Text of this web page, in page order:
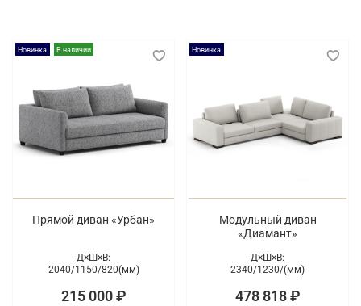
Новинка В наличии
Прямой диван «Урбан»
Д×Ш×В:
2040/1150/820(мм)
215 000 ₽
Новинка
Модульный диван
«Диамант»
Д×Ш×В:
2340/1230/(мм)
478 818 ₽